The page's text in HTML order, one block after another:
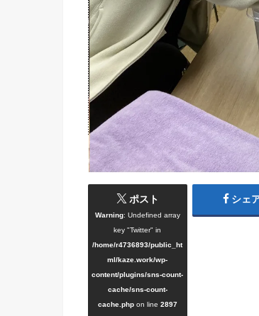
ポスト
Warning: Undefined array
key "Twitter" in
/home/r4736893/public_ht
ml/kaze.work/wp-
content/plugins/sns-count-
cache/sns-count-
cache.phpon line 2897
シェ